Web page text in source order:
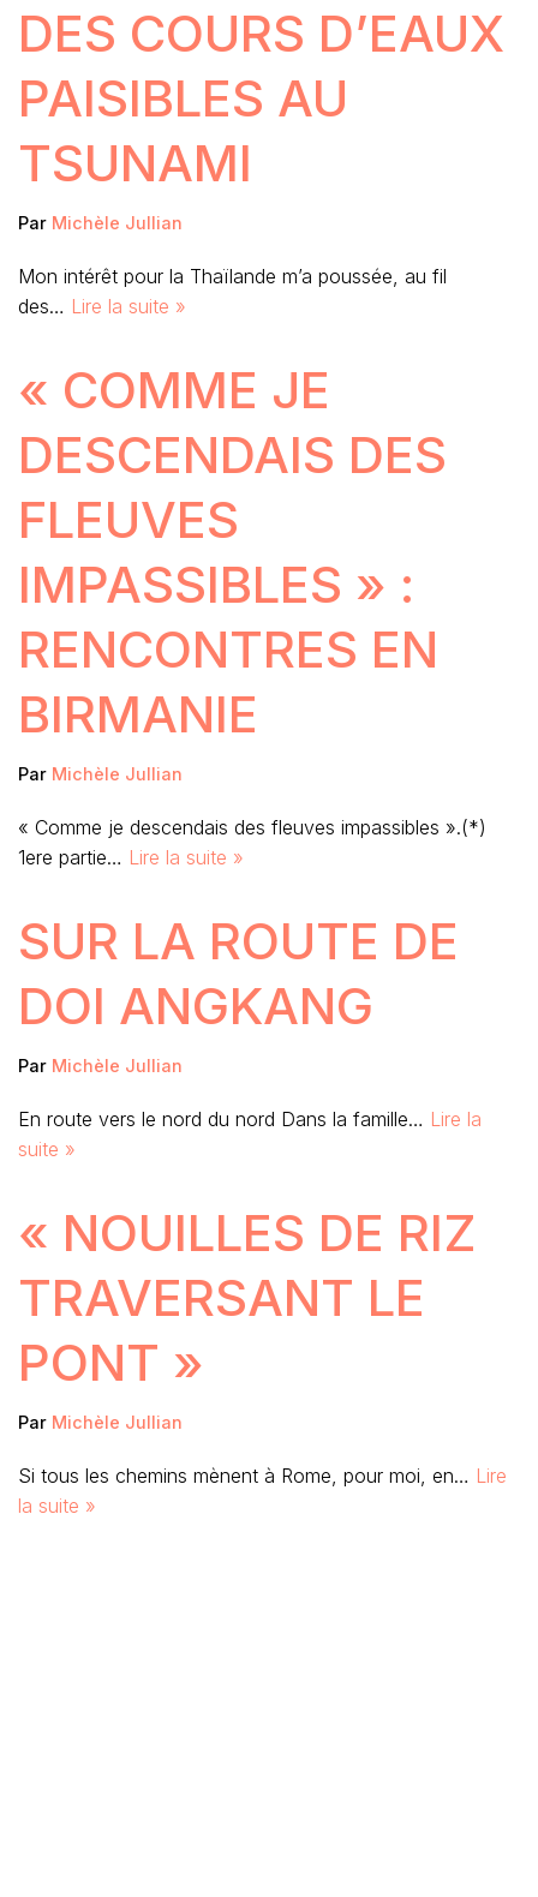
DES COURS D’EAUX
PAISIBLES AU
TSUNAMI
Par Michèle Jullian
Mon intérêt pour la Thaïlande m’a poussée, au fil
des… Lire la suite »
« COMME JE
DESCENDAIS DES
FLEUVES
IMPASSIBLES » :
RENCONTRES EN
BIRMANIE
Par Michèle Jullian
« Comme je descendais des fleuves impassibles ».(*)
1ere partie… Lire la suite »
SUR LA ROUTE DE
DOI ANGKANG
Par Michèle Jullian
En route vers le nord du nord Dans la famille… Lire la
suite »
« NOUILLES DE RIZ
TRAVERSANT LE
PONT »
Par Michèle Jullian
Si tous les chemins mènent à Rome, pour moi, en… Lire
la suite »